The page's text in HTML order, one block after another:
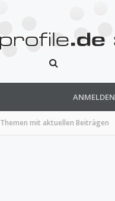
Themen mit aktuellen Beiträgen
ANMELDEN